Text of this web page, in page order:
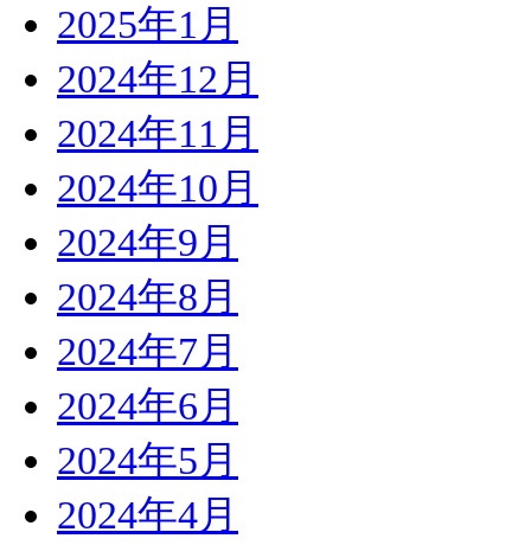
2025年1月
2024年12月
2024年11月
2024年10月
2024年9月
2024年8月
2024年7月
2024年6月
2024年5月
2024年4月